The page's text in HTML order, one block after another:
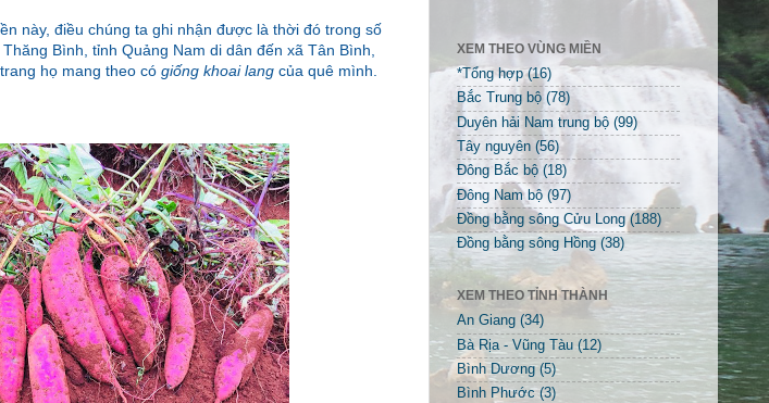
này, điều chúng ta ghi nhận được là thời đó trong số
Bình, tỉnh Quảng Nam di dân đến xã Tân Bình,
họ mang theo có giống khoai lang của quê mình.
XEM THEO VÙNG MIỀN
*Tổng hợp (16)
Bắc Trung bộ (78)
Duyên hải Nam trung bộ (99)
Tây nguyên (56)
Đông Bắc bộ (18)
Đông Nam bộ (97)
Đồng bằng sông Cửu Long (188)
Đồng bằng sông Hồng (38)
XEM THEO TỈNH THÀNH
An Giang (34)
Bà Rịa - Vũng Tàu (12)
Bình Dương (5)
Bình Phước (3)